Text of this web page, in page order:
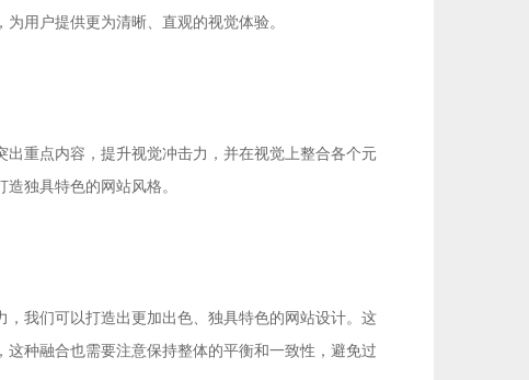
用户提供更为清晰、直观的视觉体验。
重点内容，提升视觉冲击力，并在视觉上整合各个元
独具特色的网站风格。
我们可以打造出更加出色、独具特色的网站设计。这
种融合也需要注意保持整体的平衡和一致性，避免过